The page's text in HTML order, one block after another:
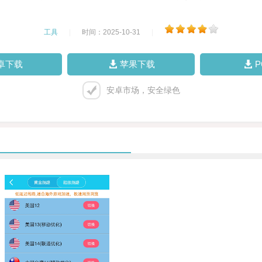
工具 时间：2025-10-31
下载 苹果下载
安卓市场，安全绿色